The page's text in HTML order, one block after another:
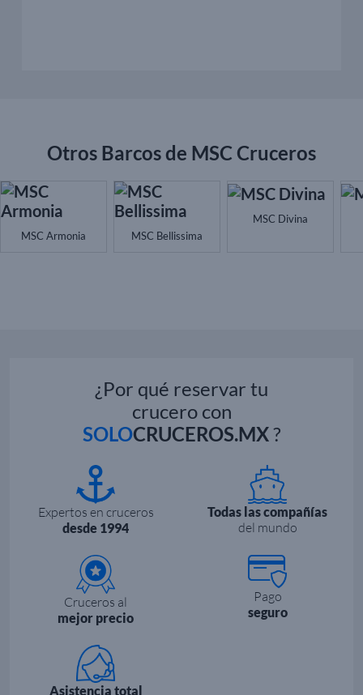
Otros Barcos de MSC Cruceros
MSC Armonia MSC Bellissima
MSC Divina
¿Por qué reservar tu
crucero con
SOLOCRUCEROS.MX?
Expertos en cruceros
desde 1994
Todas las compañías
del mundo
Cruceros al
mejor precio
Pago
seguro
Asistencia total